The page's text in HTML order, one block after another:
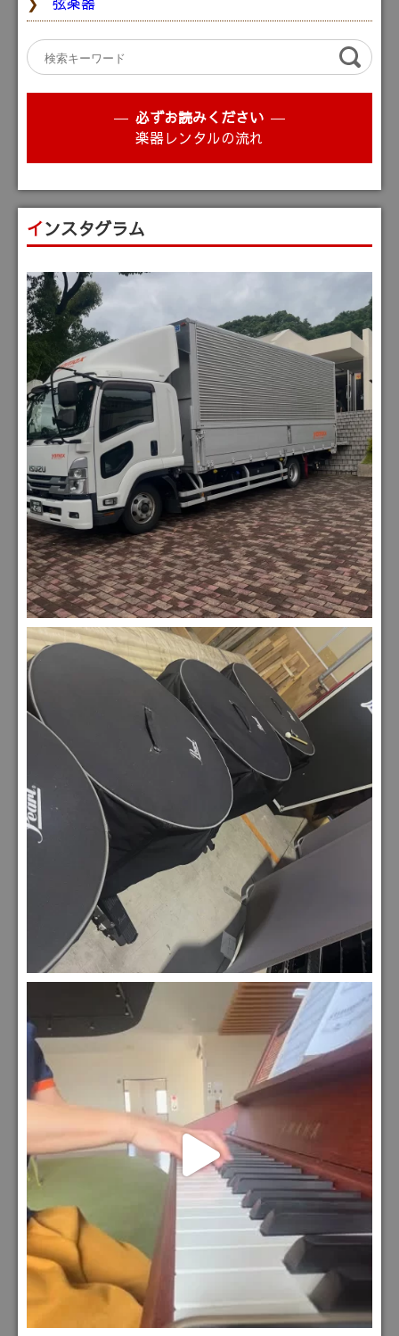
必ずお読みください
楽器レンタルの流れ
インスタグラム